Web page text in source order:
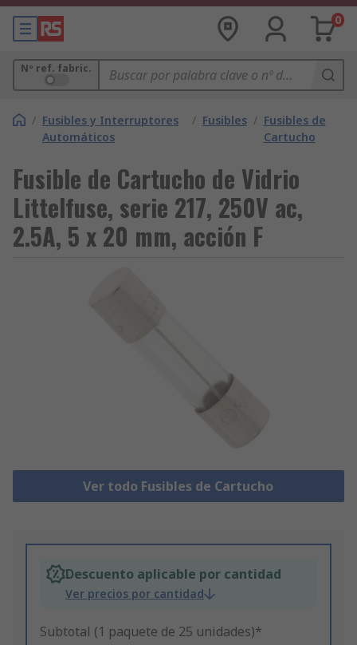
0
Nº ref. fabric.
/ Fusibles y Interruptores
Automáticos
/ Fusibles / Fusibles de
Cartucho
Fusible de Cartucho de Vidrio
Littelfuse, serie 217, 250V ac,
2.5A, 5 x 20 mm, acción F
Ver todo Fusibles de Cartucho
Descuento aplicable por cantidad
Ver precios por cantidad
Subtotal (1 paquete de 25 unidades)*